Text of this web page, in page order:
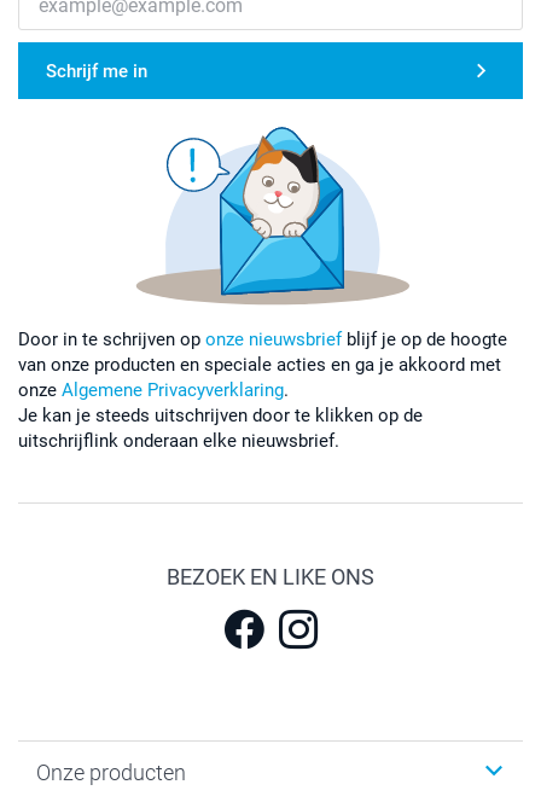
Schrijf me in
Door in te schrijven op onze nieuwsbrief blijf je op de hoogte
van onze producten en speciale acties en ga je akkoord met
onze Algemene Privacyverklaring.
Je kan je steeds uitschrijven door te klikken op de
uitschrijflink onderaan elke nieuwsbrief.
BEZOEK EN LIKE ONS
Onze producten